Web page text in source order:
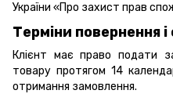
України «Про захист прав
Терміни повернення і
Клієнт має право подати
товару протягом 14
отримання замовлення.